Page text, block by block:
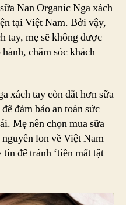
Nan Organic Nga xách
tại Việt Nam. Bởi vậy,
tay, mẹ sẽ không được
chăm sóc khách
xách tay còn đắt hơn sữa
đảm bảo an toàn sức
Mẹ nên chọn mua sữa
lon về Việt Nam
để tránh ‘tiền mất tật